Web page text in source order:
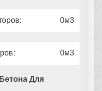
0
0
Для